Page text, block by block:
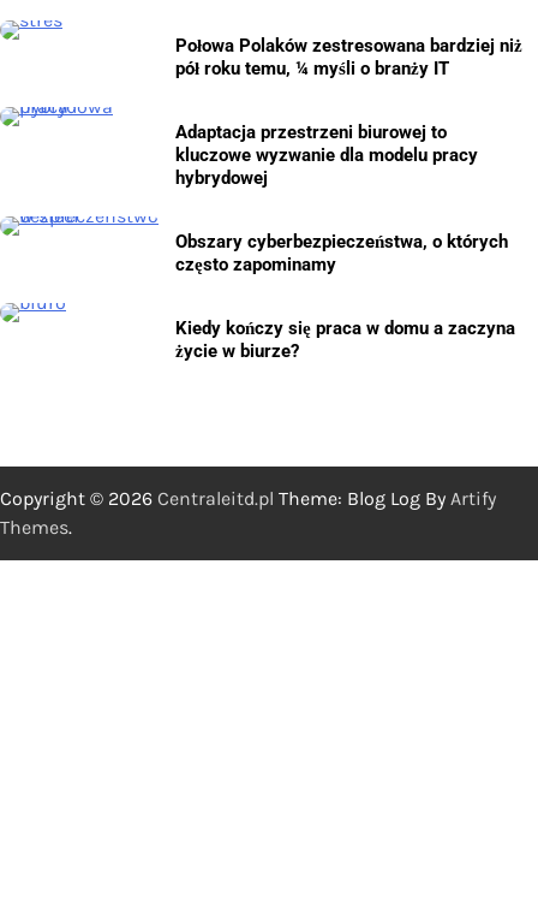
Połowa Polaków zestresowana bardziej niż
pół roku temu, ¼ myśli o branży IT
Adaptacja przestrzeni biurowej to
kluczowe wyzwanie dla modelu pracy
hybrydowej
Obszary cyberbezpieczeństwa, o których
często zapominamy
Kiedy kończy się praca w domu a zaczyna
życie w biurze?
Copyright © 2026 Centraleitd.pl Theme: Blog Log By Artify
Themes.